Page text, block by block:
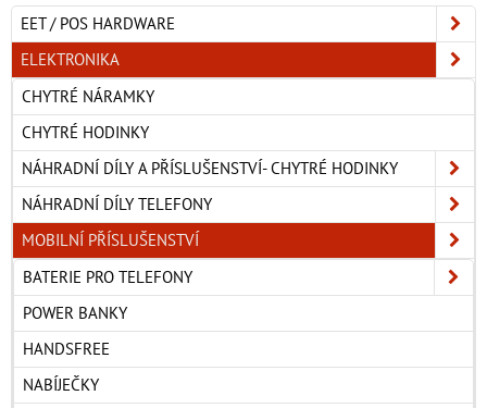
EET / POS HARDWARE
ELEKTRONIKA
CHYTRÉ NÁRAMKY
CHYTRÉ HODINKY
NÁHRADNÍ DÍLY A PŘÍSLUŠENSTVÍ- CHYTRÉ HODINKY
NÁHRADNÍ DÍLY TELEFONY
MOBILNÍ PŘÍSLUŠENSTVÍ
BATERIE PRO TELEFONY
POWER BANKY
HANDSFREE
NABÍJEČKY